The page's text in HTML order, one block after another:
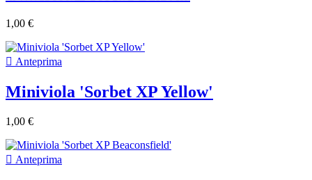
1,00 €
 Anteprima
Miniviola 'Sorbet XP Yellow'
1,00 €
 Anteprima